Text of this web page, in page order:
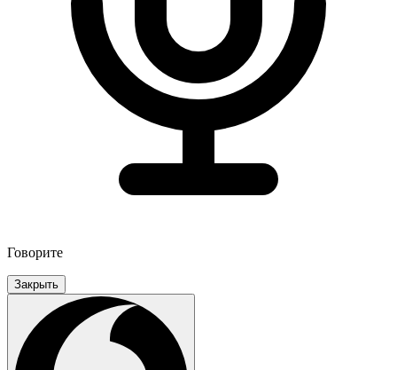
Говорите
Закрыть